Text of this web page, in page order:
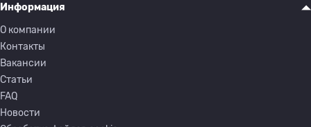
Информация
О компании
Контакты
Вакансии
Статьи
FAQ
Новости